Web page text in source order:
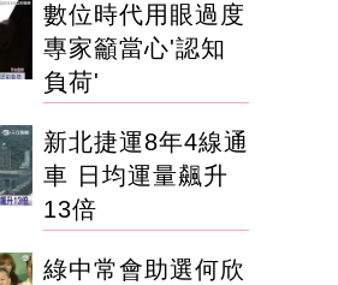
數位時代用眼過度
專家籲當心'認知
負荷'
新北捷運8年4線通
車 日均運量飆升
13倍
綠中常會助選何欣